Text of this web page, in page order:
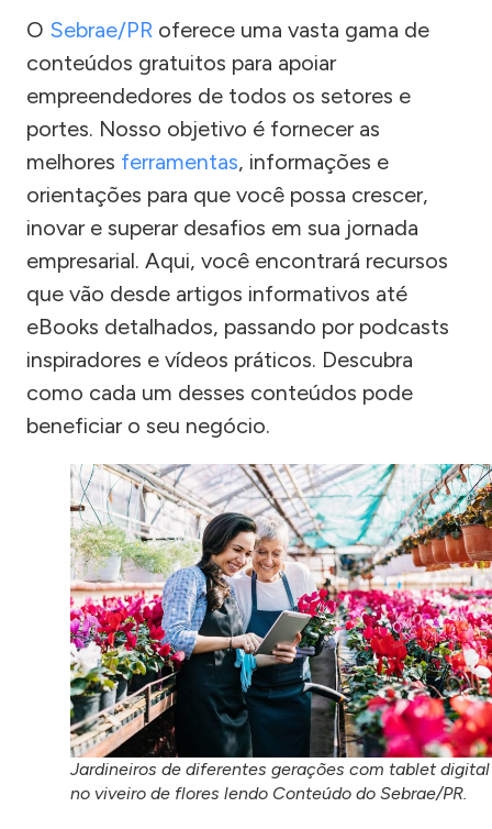
O Sebrae/PR oferece uma vasta gama de
conteúdos gratuitos para apoiar
empreendedores de todos os setores e
portes. Nosso objetivo é fornecer as
melhores ferramentas, informações e
orientações para que você possa crescer,
inovar e superar desafios em sua jornada
empresarial. Aqui, você encontrará recursos
que vão desde artigos informativos até
eBooks detalhados, passando por podcasts
inspiradores e vídeos práticos. Descubra
como cada um desses conteúdos pode
beneficiar o seu negócio.
Jardineiros de diferentes gerações com tablet digital
no viveiro de flores lendo Conteúdo do Sebrae/PR.